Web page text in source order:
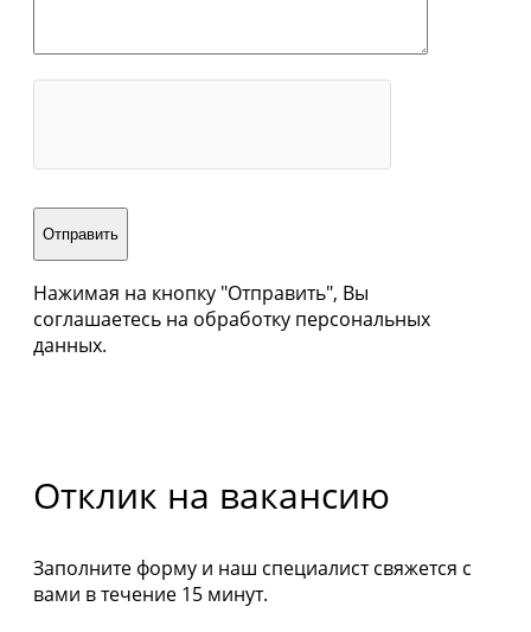
Нажимая на кнопку "Отправить", Вы
соглашаетесь на обработку персональных
данных.
Отклик на вакансию
Заполните форму и наш специалист свяжется с
вами в течение 15 минут.